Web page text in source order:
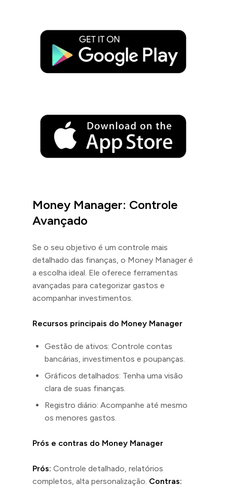
Money Manager: Controle
Avançado
Se o seu objetivo é um controle mais
detalhado das finanças, o Money Manager é
a escolha ideal. Ele oferece ferramentas
avançadas para categorizar gastos e
acompanhar investimentos.
Recursos principais do Money Manager
Gestão de ativos: Controle contas
bancárias, investimentos e poupanças.
Gráficos detalhados: Tenha uma visão
clara de suas finanças.
Registro diário: Acompanhe até mesmo
os menores gastos.
Prós e contras do Money Manager
Prós: Controle detalhado, relatórios
completos, alta personalização. Contras: